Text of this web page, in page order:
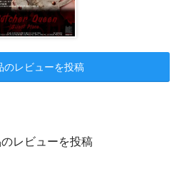
のレビューを投稿
レビューを投稿